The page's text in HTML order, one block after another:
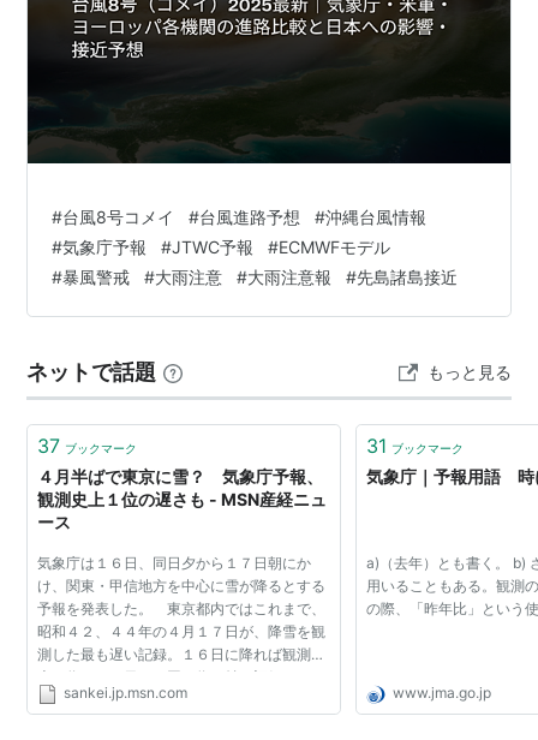
#台風8号コメイ #台風進路予想 #沖縄台風情報
#気象庁予報 #JTWC予報 #ECMWFモデル
#暴風警戒 #大雨注意 #大雨注意報 #先島諸島接近
ネットで話題 もっと見る
37 ブックマーク
４月半ばで東京に雪？ 気象庁予報、
観測史上１位の遅さも - MSN産経ニュ
ース
気象庁は１６日、同日夕から１７日朝にか
け、関東・甲信地方を中心に雪が降るとする
予報を発表した。 東京都内ではこれまで、
昭和４２、４４年の４月１７日が、降雪を観
測した最も遅い記録。１６日に降れば観測史
上３位、１７日なら同１位に並ぶ記録とな
る。 同庁によると、関東甲信地方の上空に
sankei.jp.msn.com
31 ブックマーク
気象庁｜予報用語 時
a)（去年）とも書く。 b)
用いることもある。観測
の際、「昨年比」という
www.jma.go.jp